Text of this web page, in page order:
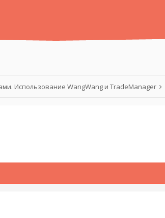
Использование WangWang и TradeManager